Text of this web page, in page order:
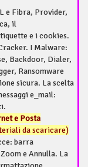
e Fibra, Provider,
il
e i cookies.
I Malware:
Backdoor, Dialer,
Ransomware
sicura. La scelta
e_mail:
e Posta
da scaricare)
barra
e Annulla. La